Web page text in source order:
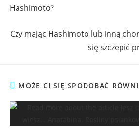
Hashimoto?
Czy mając Hashimoto lub inną
się szczepić
MOŻE CI SIĘ SPODOBAĆ